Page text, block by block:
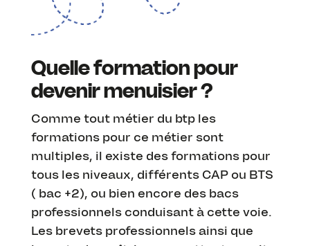
Quelle formation pour
devenir menuisier ?
Comme tout métier du btp les
formations pour ce métier sont
multiples, il existe des formations pour
tous les niveaux, différents CAP ou BTS
( bac +2), ou bien encore des bacs
professionnels conduisant à cette voie.
Les brevets professionnels ainsi que